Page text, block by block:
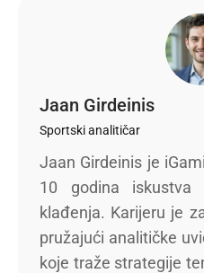
Jaan Girdeinis
Sportski analitičar
Jaan Girdeinis je
10 godina
klađenja. Karijeru je
pružajući analitičke
koje traže strategije